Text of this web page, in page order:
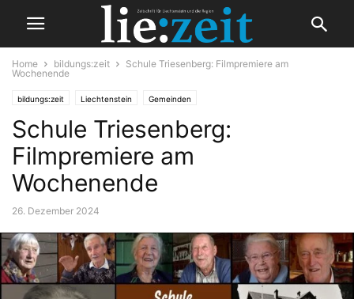
Home bildungs:zeit
Schule Triesenberg: Filmpremiere am
Wochenende
bildungs:zeit Liechtenstein Gemeinden
Schule Triesenberg:
Filmpremiere am
Wochenende
26. Dezember 2024